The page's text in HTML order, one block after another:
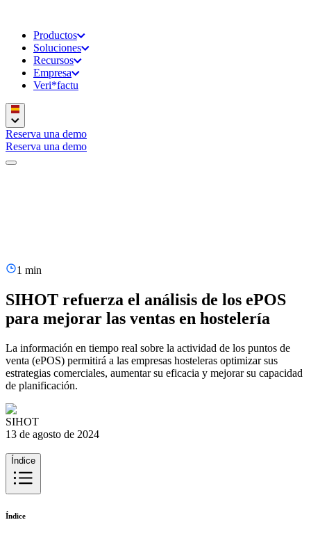
Productos
Soluciones
Recursos
Empresa
Veri*factu
Reserva una demo
Reserva una demo
1 min
SIHOT refuerza el análisis de los ePOS
para mejorar las ventas en hostelería
La información en tiempo real sobre la actividad de los puntos de
venta (ePOS) permitirá a las empresas hosteleras optimizar sus
estrategias comerciales, aumentar su eficacia y mejorar su capacidad
de planificación.
SIHOT
13 de agosto de 2024
Índice
Índice